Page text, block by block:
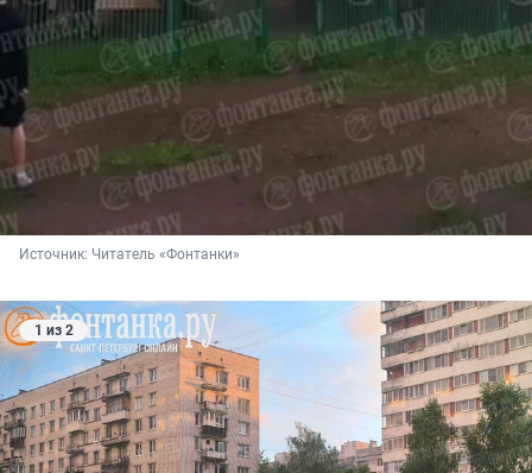
Источник: Читатель «Фонтанки»
1 из 2